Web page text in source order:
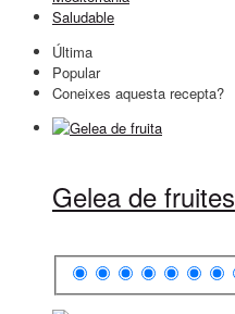
Saludable
Última
Popular
Coneixes aquesta recepta?
Gelea de fruites